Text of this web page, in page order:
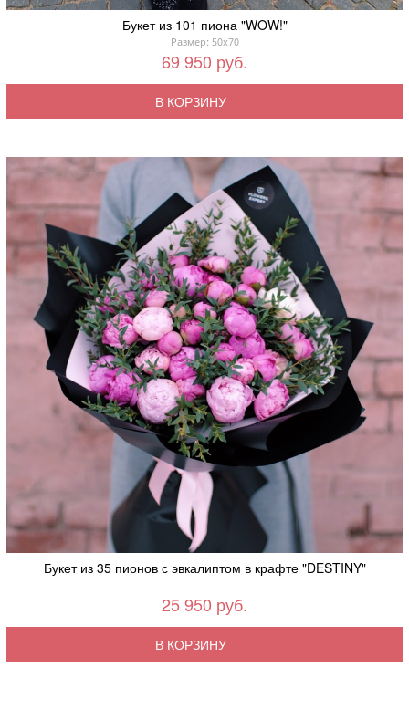
Букет из 101 пиона "WOW!"
Размер: 50x70
69 950 руб.
В КОРЗИНУ
Букет из 35 пионов с эвкалиптом в крафте "DESTINY"
25 950 руб.
В КОРЗИНУ